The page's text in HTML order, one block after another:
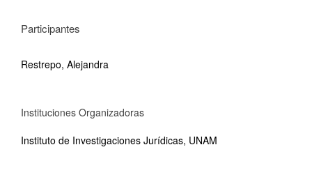
Participantes
Restrepo, Alejandra
Instituciones Organizadoras
Instituto de Investigaciones Jurídicas, UNAM